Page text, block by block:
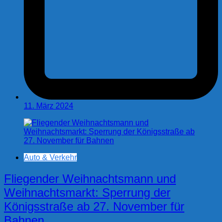
11. März 2024
Auto & Verkehr
Fliegender Weihnachtsmann und
Weihnachtsmarkt: Sperrung der
Königsstraße ab 27. November für